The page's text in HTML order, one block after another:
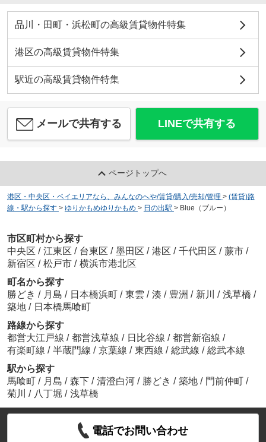
品川・田町・浜松町の高級賃貸物件特集
港区の高級賃貸物件特集
駅近の高級賃貸物件特集
メールで共有する LINEで共有する
ページトップへ
港区・中央区・ベイエリアなら、みんなのへや/賃貸/購入/売却/管理 > (賃貸)路
線・駅から探す > ゆりかもめゆりかもめ > 日の出駅 > Blue（ブルー）
市区町村から探す
中央区 / 江東区 / 台東区 / 墨田区 / 港区 / 千代田区 / 蕨市 /
新宿区 / 松戸市 / 横浜市港北区
町名から探す
勝どき / 月島 / 日本橋浜町 / 東雲 / 湊 / 豊洲 / 新川 / 浅草橋 /
築地 / 日本橋馬喰町
路線から探す
都営大江戸線 / 都営浅草線 / 日比谷線 / 都営新宿線 /
有楽町線 / 半蔵門線 / 京葉線 / 東西線 / 総武線 / 総武本線
駅から探す
馬喰町 / 月島 / 森下 / 清澄白河 / 勝どき / 築地 / 門前仲町 /
菊川
/ 八丁堀 / 浅草橋
電話でお問い合わせ